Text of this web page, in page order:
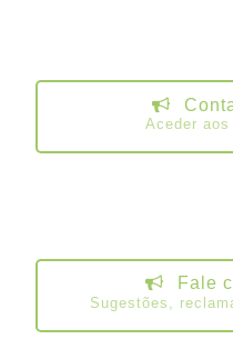
Aceder
Fale
Sugestões,